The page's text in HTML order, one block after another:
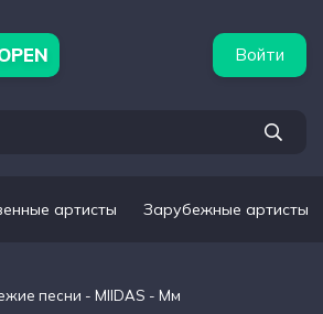
Войти
артисты Зарубежные артисты
песни - MIIDAS - Мм
подборки